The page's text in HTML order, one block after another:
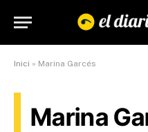
Inici » Marina Garcés
Marina